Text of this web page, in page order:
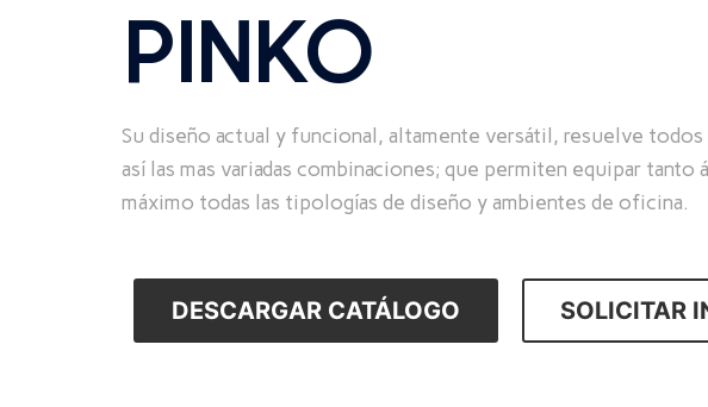
PINKO
Su diseño actual y funcional, altamente versátil, resuelve
así las mas variadas combinaciones; que permiten equipar
máximo todas las tipologías de diseño y ambientes de oficina.
DESCARGAR CATÁLOGO SOLICITAR